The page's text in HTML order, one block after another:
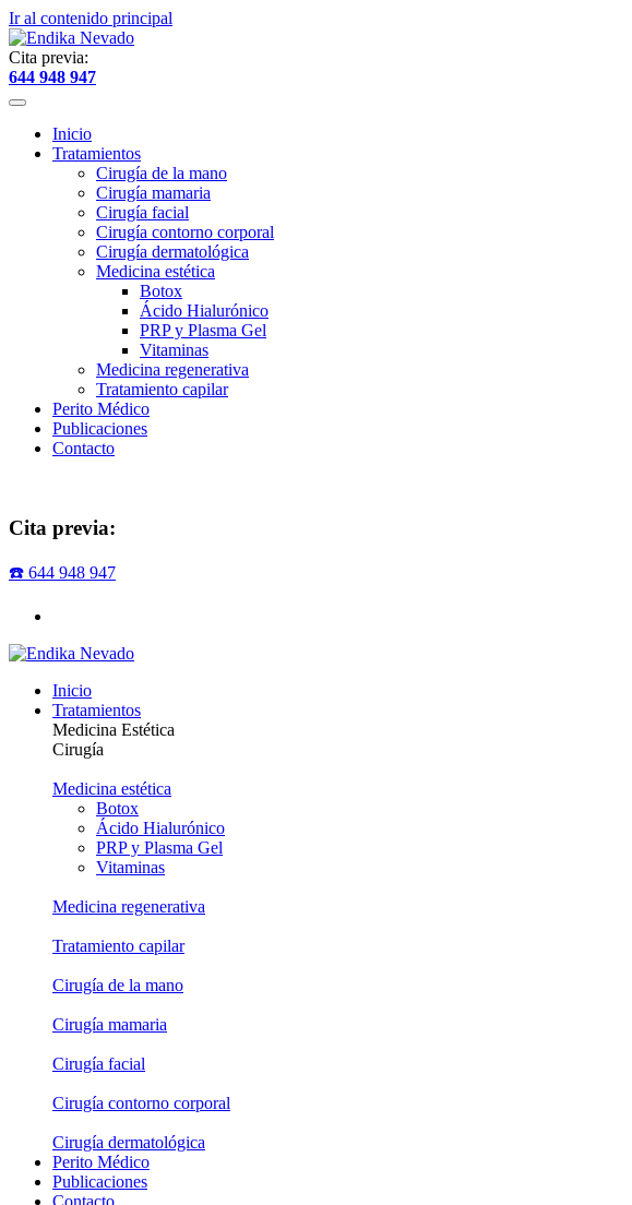
Ir al contenido principal
Cita previa:
644 948 947
Inicio
Tratamientos
Cirugía de la mano
Cirugía mamaria
Cirugía facial
Cirugía contorno corporal
Cirugía dermatológica
Medicina estética
Botox
Ácido Hialurónico
PRP y Plasma Gel
Vitaminas
Medicina regenerativa
Tratamiento capilar
Perito Médico
Publicaciones
Contacto
Cita previa:
☎️ 644 948 947
Inicio
Tratamientos
Medicina Estética
Cirugía
Medicina estética
Botox
Ácido Hialurónico
PRP y Plasma Gel
Vitaminas
Medicina regenerativa
Tratamiento capilar
Cirugía de la mano
Cirugía mamaria
Cirugía facial
Cirugía contorno corporal
Cirugía dermatológica
Perito Médico
Publicaciones